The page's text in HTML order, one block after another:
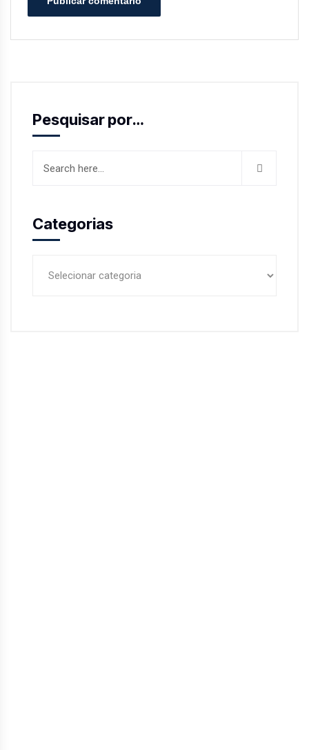
Pesquisar por…
Categorias